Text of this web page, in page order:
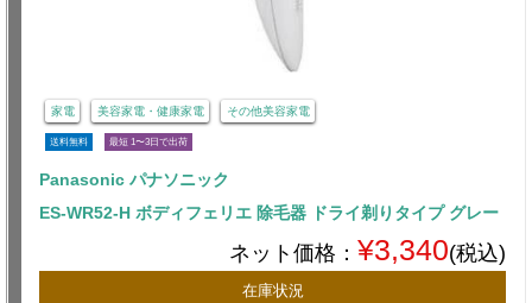
家電 美容家電・健康家電 その他美容家電
送料無料 最短 1〜3日で出荷
Panasonic パナソニック
ES-WR52-H ボディフェリエ 除毛器 ドライ剃りタイプ グレー
ネット価格： ¥3,340(税込)
在庫状況